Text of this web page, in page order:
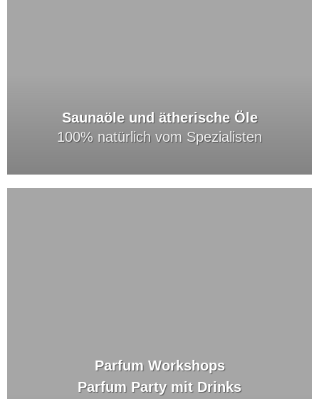
Saunaöle und ätherische Öle
100% natürlich vom Spezialisten
Parfum Workshops
Parfum Party mit Drinks